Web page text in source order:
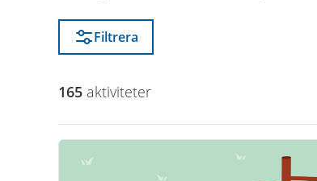
Filtrera
165 aktiviteter